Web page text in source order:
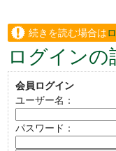
続きを読む場合は
い。
ログインの
会員ログイン
ユーザー名：
パスワード：